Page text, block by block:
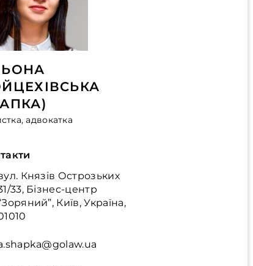
адвокатка
Князів Острозьких
33, Бізнес-центр
Київ, Україна,